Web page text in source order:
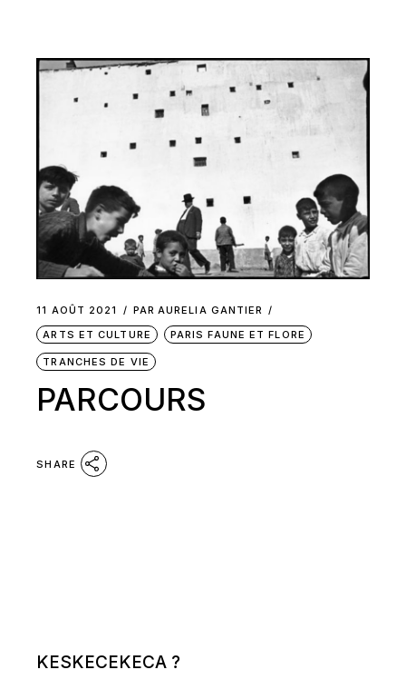
11 AOÛT 2021 PAR AURELIA GANTIER
ARTS ET CULTURE
PARIS FAUNE ET FLORE
TRANCHES DE VIE
PARCOURS
SHARE
KESKECEKECA ?